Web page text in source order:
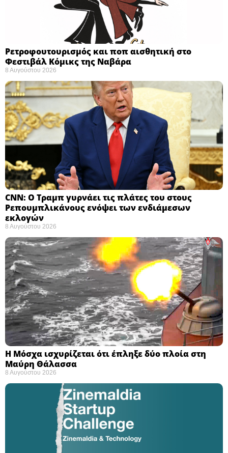
Ρετροφουτουρισμός και ποπ αισθητική στο
Φεστιβάλ Κόμικς της Ναβάρα ​
8 Αυγούστου 2026
CNN: Ο Τραμπ γυρνάει τις πλάτες του στους
Ρεπουμπλικάνους ενόψει των ενδιάμεσων
εκλογών ​
8 Αυγούστου 2026
Η Μόσχα ισχυρίζεται ότι έπληξε δύο πλοία στη
Μαύρη Θάλασσα ​
8 Αυγούστου 2026